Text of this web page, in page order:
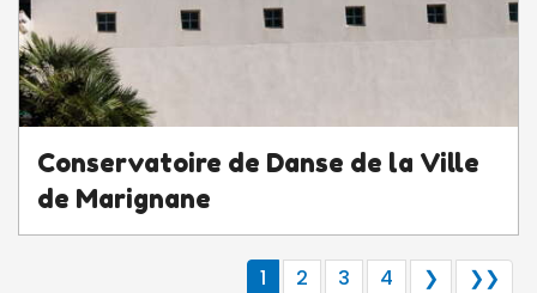
Conservatoire de Danse de la Ville
de Marignane
1 2 3 4 ❯ ❯❯